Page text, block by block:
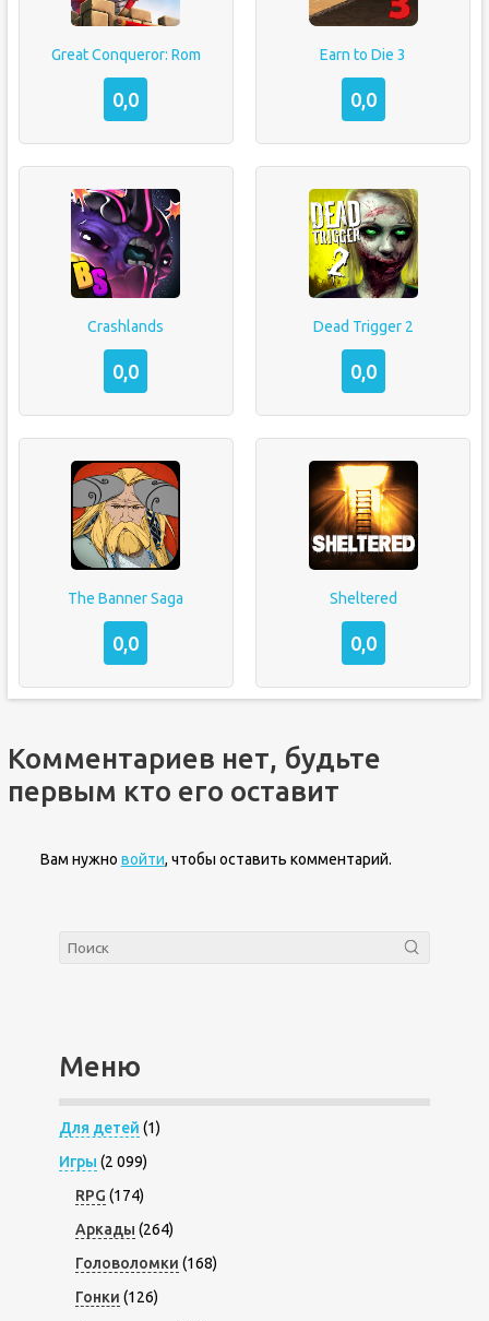
Great Conqueror: Rom
0,0
Earn to Die 3
0,0
Crashlands
0,0
Dead Trigger 2
0,0
The Banner Saga
0,0
Sheltered
0,0
Комментариев нет, будьте
первым кто его оставит
Вам нужно войти, чтобы оставить комментарий.
Меню
Для детей (1)
Игры (2 099)
RPG (174)
Аркады (264)
Головоломки (168)
Гонки (126)